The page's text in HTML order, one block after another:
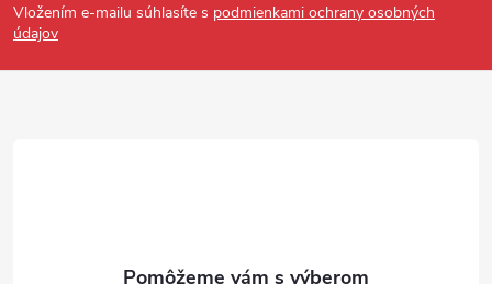
Vložením e-mailu súhlasíte s podmienkami ochrany osobných
údajov